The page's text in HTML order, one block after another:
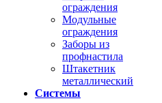
ограждения
Модульные
ограждения
Заборы из
профнастила
Штакетник
металлический
Системы